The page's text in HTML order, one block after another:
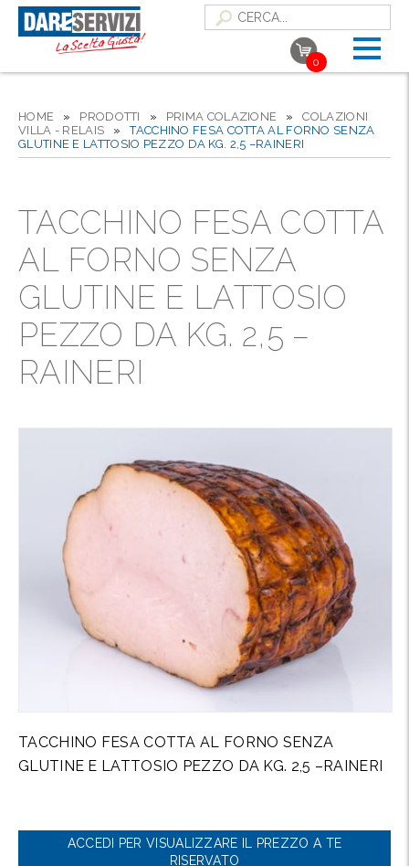
0
HOME » PRODOTTI » PRIMA COLAZIONE »COLAZIONI
VILLA - RELAIS »TACCHINO FESA COTTA AL FORNO SENZA
GLUTINE E LATTOSIO PEZZO DA KG. 2,5 –RAINERI
TACCHINO FESA COTTA
AL FORNO SENZA
GLUTINE E LATTOSIO
PEZZO DA KG. 2,5 –
RAINERI
TACCHINO FESA COTTA AL FORNO SENZA
GLUTINE E LATTOSIO PEZZO DA KG. 2,5 –RAINERI
ACCEDI PER VISUALIZZARE IL PREZZO A TE
RISERVATO